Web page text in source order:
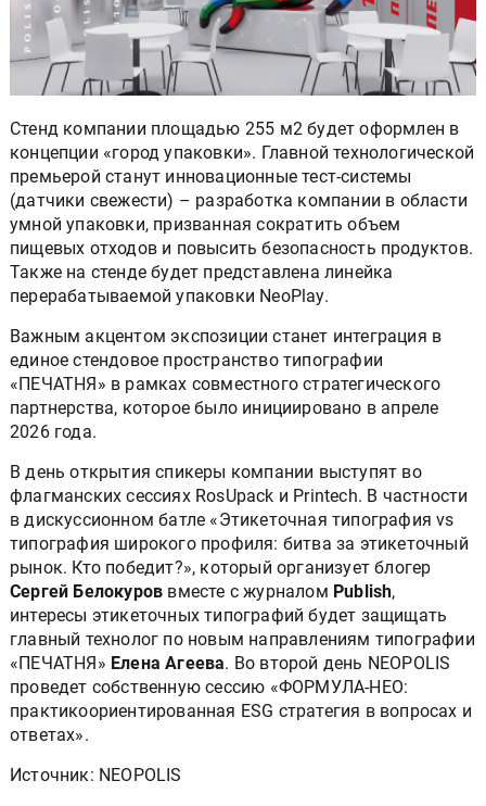
Стенд компании площадью 255 м2 будет оформлен в
концепции «город упаковки». Главной технологической
премьерой станут инновационные тест-системы
(датчики свежести) – разработка компании в области
умной упаковки, призванная сократить объем
пищевых отходов и повысить безопасность продуктов.
Также на стенде будет представлена линейка
перерабатываемой упаковки NeoPlay.
Важным акцентом экспозиции станет интеграция в
единое стендовое пространство типографии
«ПЕЧАТНЯ» в рамках совместного стратегического
партнерства, которое было инициировано в апреле
2026 года.
В день открытия спикеры компании выступят во
флагманских сессиях RosUpack и Printech. В частности
в дискуссионном батле «Этикеточная типография vs
типография широкого профиля: битва за этикеточный
рынок. Кто победит?», который организует блогер
Сергей Белокуров вместе с журналом Publish,
интересы этикеточных типографий будет защищать
главный технолог по новым направлениям типографии
«ПЕЧАТНЯ» Елена Агеева. Во второй день NEOPOLIS
проведет собственную сессию «ФОРМУЛА-НЕО:
практикоориентированная ESG стратегия в вопросах и
ответах».
Источник: NEOPOLIS